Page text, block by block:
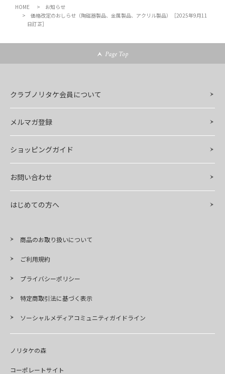
HOME
お知らせ
価格改定のおしらせ（陶磁器製品、金属製品、アクリル製品）［2025年9月11
日訂正］
Page Top
クラブノリタケ会員について
メルマガ登録
ショッピングガイド
お問い合わせ
はじめての方へ
商品のお取り扱いについて
ご利用規約
プライバシーポリシー
特定商取引法に基づく表示
ソーシャルメディアコミュニティガイドライン
ノリタケの森
コーポレートサイト